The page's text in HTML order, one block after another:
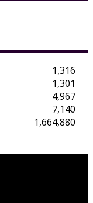
1,316
1,301
4,967
7,140
1,664,880